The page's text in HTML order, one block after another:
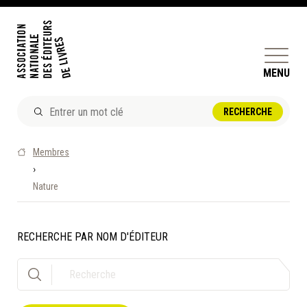
MENU
DOSSIERS ET ENJEUX
ÊTRE ÉDITEUR·TRICE
ET SERVICES AUX MEMBRES
RÉPERTOIRE DES MEMBRES
Membres
›
Nature
RECHERCHE PAR NOM D'ÉDITEUR